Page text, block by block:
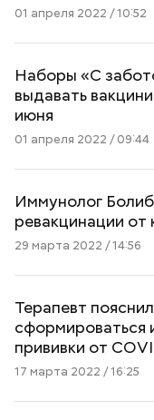
01 апреля 2022 / 10:52
Наборы «С
выдавать
июня
01 апреля 2022 / 09:44
Иммунолог
ревакцинации от
29 марта 2022 / 14:56
Терапевт
сформироваться
прививки от
17 марта 2022 / 16:25